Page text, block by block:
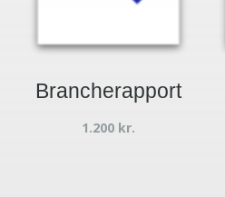
Brancherapport
1.200 kr.